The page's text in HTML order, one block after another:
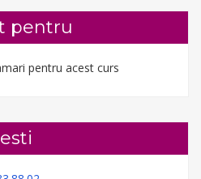
pentru
pentru acest curs